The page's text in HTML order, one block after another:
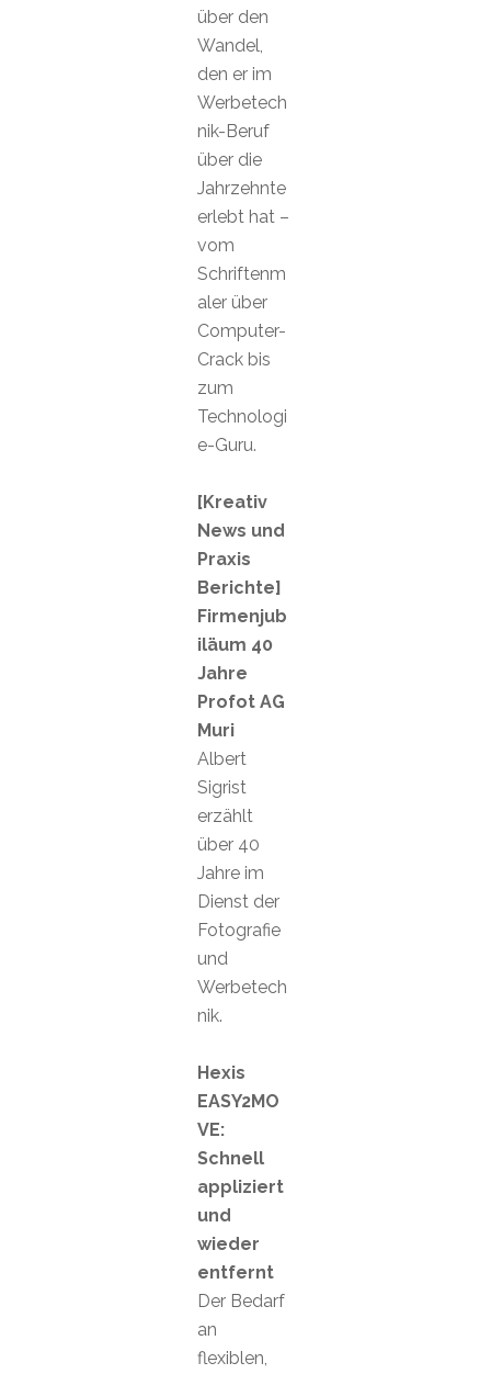
über den
Wandel,
den er im
Werbetech
nik-Beruf
über die
Jahrzehnte
erlebt hat –
vom
Schriftenm
aler über
Computer-
Crack bis
zum
Technologi
e-Guru.
[Kreativ
News und
Praxis
Berichte]
Firmenjub
iläum 40
Jahre
Profot AG
Muri
Albert
Sigrist
erzählt
über 40
Jahre im
Dienst der
Fotografie
und
Werbetech
nik.
Hexis
EASY2MO
VE:
Schnell
appliziert
und
wieder
entfernt
Der Bedarf
an
flexiblen,